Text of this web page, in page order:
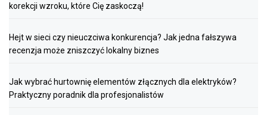
korekcji wzroku, które Cię zaskoczą!
Hejt w sieci czy nieuczciwa konkurencja? Jak jedna fałszywa
recenzja może zniszczyć lokalny biznes
Jak wybrać hurtownię elementów złącznych dla elektryków?
Praktyczny poradnik dla profesjonalistów